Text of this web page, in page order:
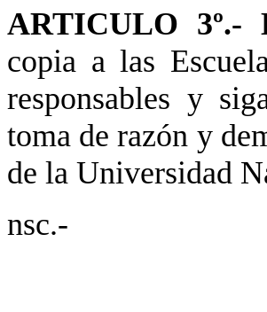
ARTICULO 3º.-
copia a las
responsables y
toma de razón y
de la Universidad
nsc.-